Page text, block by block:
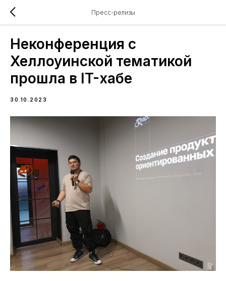
Пресс-релизы
Неконференция с
Хеллоуинской тематикой
прошла в IT-хабе
30.10.2023